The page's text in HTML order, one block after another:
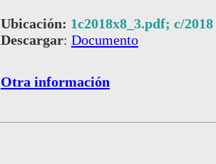
Ubicación: 1c2018x8_3.pdf; c/
Descargar: Documento
Otra información